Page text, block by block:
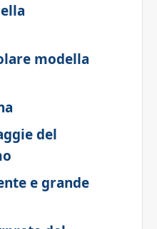
modella
del
e grande